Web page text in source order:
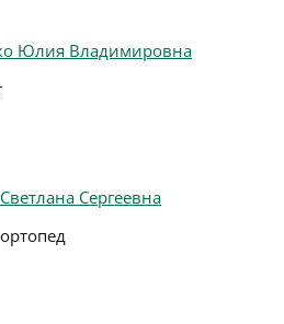
Юлия Владимировна
Сергеевна